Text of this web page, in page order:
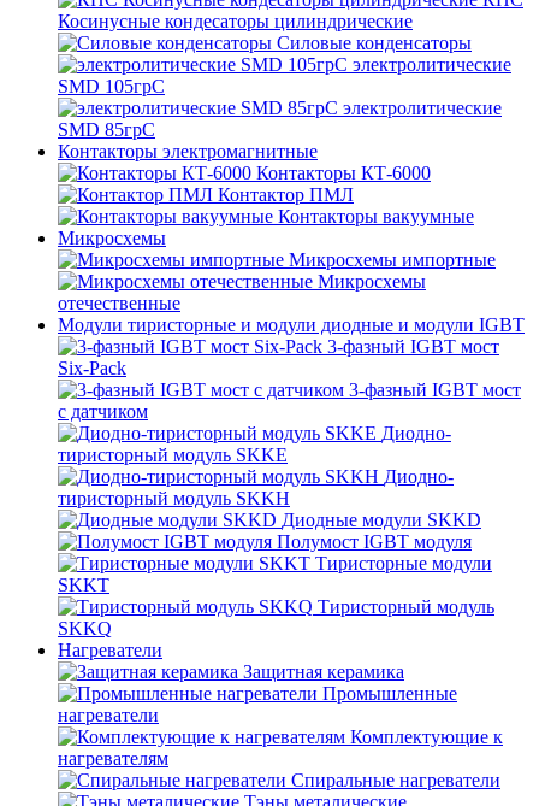
Косинусные кондесаторы цилиндрические
Силовые конденсаторы
электролитические
SMD 105грС
электролитические
SMD 85грС
Контакторы электромагнитные
Контакторы КТ-6000
Контактор ПМЛ
Контакторы вакуумные
Микросхемы
Микросхемы импортные
Микросхемы
отечественные
Модули тиристорные и модули диодные и модули IGBT
3-фазный IGBT мост
Six-Pack
3-фазный IGBT мост
с датчиком
Диодно-
тиристорный модуль SKKE
Диодно-
тиристорный модуль SKKH
Диодные модули SKKD
Полумост IGBT модуля
Тиристорные модули
SKKT
Тиристорный модуль
SKKQ
Нагреватели
Защитная керамика
Промышленные
нагреватели
Комплектующие к
нагревателям
Спиральные нагреватели
Тэны металические